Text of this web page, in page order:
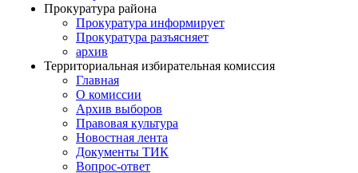
Прокуратура района
Прокуратура информирует
Прокуратура разъясняет
архив
Территориальная избирательная комиссия
Главная
О комиссии
Архив выборов
Правовая культура
Новостная лента
Документы ТИК
Вопрос-ответ